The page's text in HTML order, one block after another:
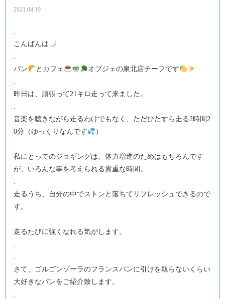
2021.04.19
.
こんばんは
.
パン
とカフェ
オブジェの泉北店チーフです
.
昨日は、頑張って21キロ走って来ました。
.
音楽を聴きながら走るわけでもなく、ただひたすら走る2時間2
0分（ゆっくりなんです
）
.
私にとってのジョギングは、体力増進のためはもちろんです
が、いろんな事を考えられる貴重な時間。
.
走るうち、自分の中でストンと落ちてリフレッシュできるので
す。
.
走るたびに強くなれる気がします。
.
.
さて、ゴルゴンゾーラのフランスパンに引けを取らないくらい
大好きなパンをご紹介致します。
.